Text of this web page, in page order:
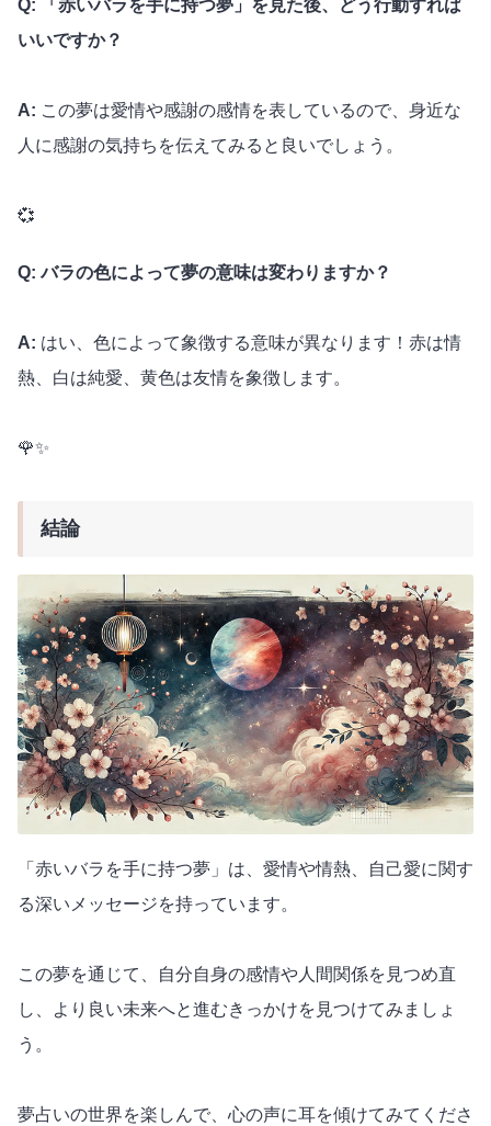
Q: 「赤いバラを手に持つ夢」を見た後、どう行動すれば
いいですか？
A: この夢は愛情や感謝の感情を表しているので、身近な
人に感謝の気持ちを伝えてみると良いでしょう。
💞
Q: バラの色によって夢の意味は変わりますか？
A: はい、色によって象徴する意味が異なります！赤は情
熱、白は純愛、黄色は友情を象徴します。
🌹✨
結論
「赤いバラを手に持つ夢」は、愛情や情熱、自己愛に関す
る深いメッセージを持っています。
この夢を通じて、自分自身の感情や人間関係を見つめ直
し、より良い未来へと進むきっかけを見つけてみましょ
う。
夢占いの世界を楽しんで、心の声に耳を傾けてみてくださ